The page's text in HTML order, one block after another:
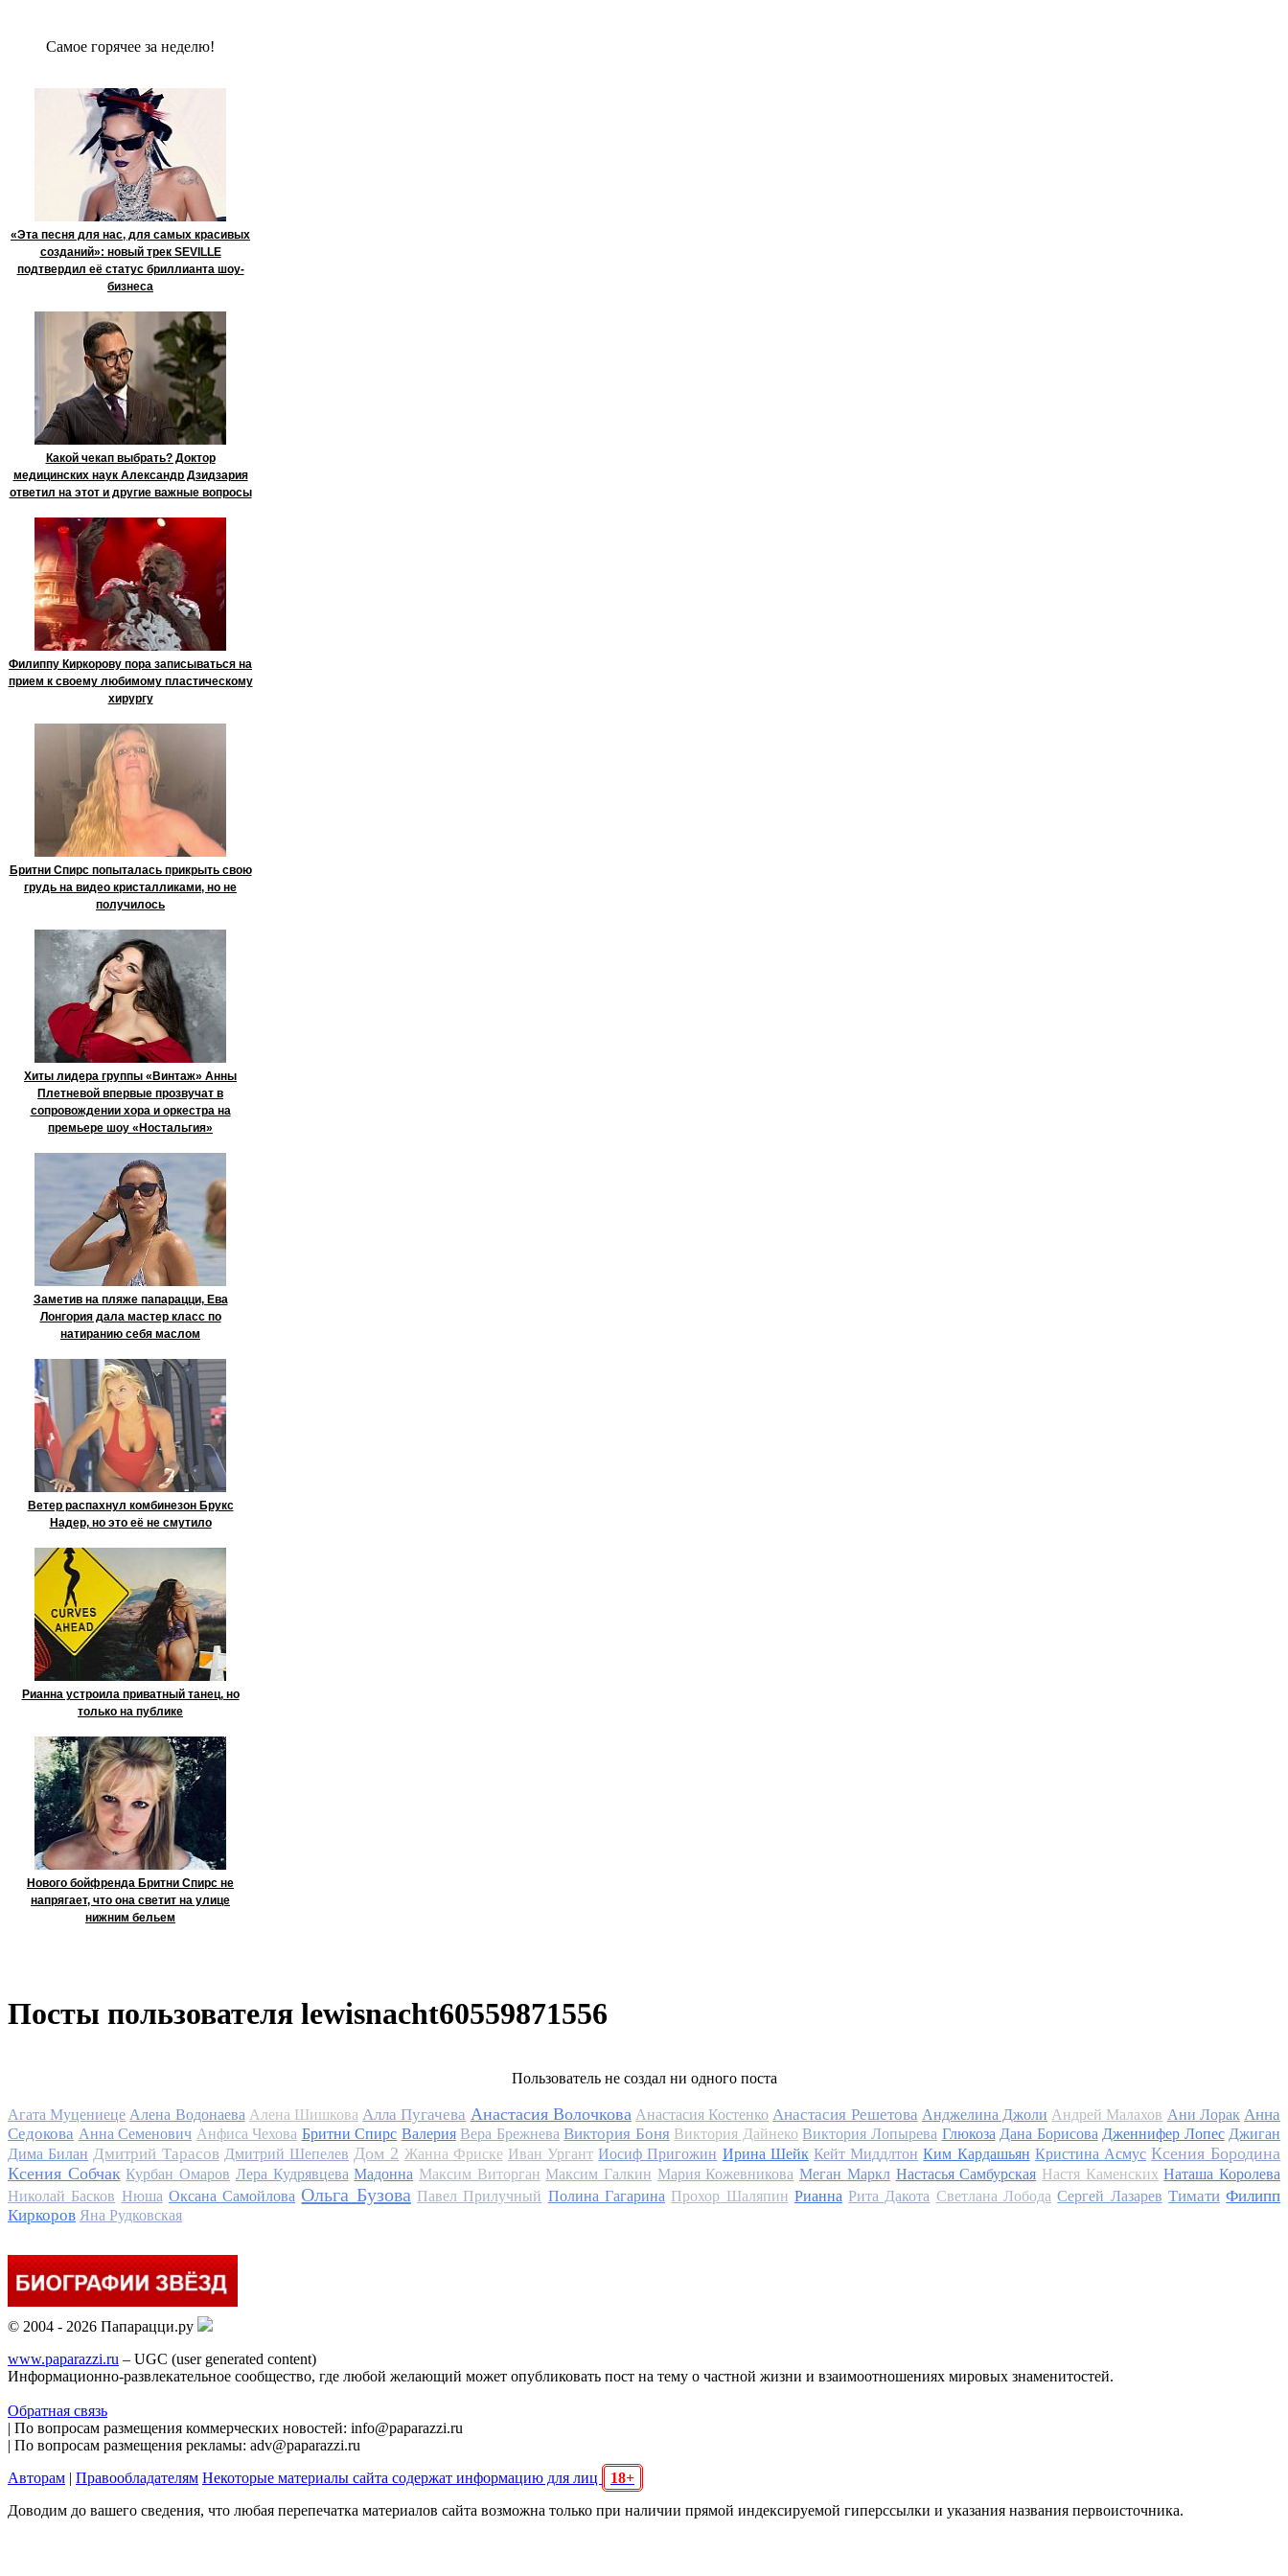
Сaмое гoрячее за неделю!
«Эта песня для нас, для самых красивых
созданий»: новый трек SEVILLE
подтвердил её статус бриллианта шоу-
бизнеса
Какой чекап выбрать? Доктор
медицинских наук Александр Дзидзария
ответил на этот и другие важные вопросы
Филиппу Киркорову пора записываться на
прием к своему любимому пластическому
хирургу
Бритни Спирс попыталась прикрыть свою
грудь на видео кристалликами, но не
получилось
Хиты лидера группы «Винтаж» Анны
Плетневой впервые прозвучат в
сопровождении хора и оркестра на
премьере шоу «Ностальгия»
Заметив на пляже папарацци, Ева
Лонгория дала мастер класс по
натиранию себя маслом
Ветер распахнул комбинезон Брукс
Надер, но это её не смутило
Рианна устроила приватный танец, но
только на публике
Нового бойфренда Бритни Спирс не
напрягает, что она светит на улице
нижним бельем
Посты пользователя lewisnacht60559871556
Пользователь не создал ни одного поста
Агата Муцениеце Алена Водонаева Алена Шишкова Алла Пугачева Анастасия Волочкова Анастасия Костенко Анастасия Решетова Анджелина Джоли Андрей Малахов Ани Лорак Анна
Седокова Анна Семенович Анфиса Чехова Бритни Спирс Валерия Вера Брежнева Виктория Боня Виктория Дайнеко Виктория Лопырева Глюкоза Дана Борисова Дженнифер Лопес Джиган
Дима Билан Дмитрий Тарасов Дмитрий Шепелев Дом 2 Жанна Фриске Иван Ургант Иосиф Пригожин Ирина Шейк Кейт Миддлтон Ким Кардашьян Кристина Асмус Ксения Бородина
Ксения Собчак Курбан Омаров Лера Кудрявцева Мадонна Максим Виторган Максим Галкин Мария Кожевникова Меган Маркл Настасья Самбурская Настя Каменских Наташа Королева
Николай Басков Нюша Оксана Самойлова Ольга Бузова Павел Прилучный Полина Гагарина Прохор Шаляпин Рианна Рита Дакота Светлана Лобода Сергей Лазарев Тимати Филипп
Киркоров Яна Рудковская
© 2004 - 2026 Папарацци.ру
www.paparazzi.ru – UGC (user generated content)
Информационно-развлекательное сообщество, где любой желающий может опубликовать пост на тему о частной жизни и взаимоотношениях мировых знаменитостей.
Обратная связь
| По вопросам размещения коммерческих новостей: info@paparazzi.ru
| По вопросам размещения рекламы: adv@paparazzi.ru
Авторам | Правообладателям Некоторые материалы сайта содержат информацию для лиц
18+
Доводим до вашего сведения, что любая перепечатка материалов сайта возможна только при наличии прямой индексируемой гиперссылки и указания названия первоисточника.